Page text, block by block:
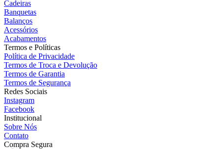
Cadeiras
Banquetas
Balanços
Acessórios
Acabamentos
Termos e Políticas
Política de Privacidade
Termos de Troca e Devolução
Termos de Garantia
Termos de Segurança
Redes Sociais
Instagram
Facebook
Institucional
Sobre Nós
Contato
Compra Segura